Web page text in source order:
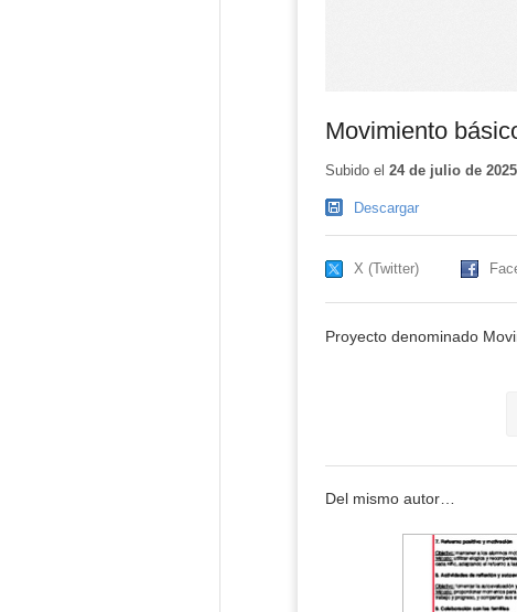
Movimiento
Subido el 24 de julio de 2025
Descargar
X (Twitter)
Proyecto denominado
Del mismo autor…